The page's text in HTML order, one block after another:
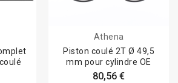
Athena
Piston coulé 2T Ø 49,5
mm pour cylindre OE
80,56 €